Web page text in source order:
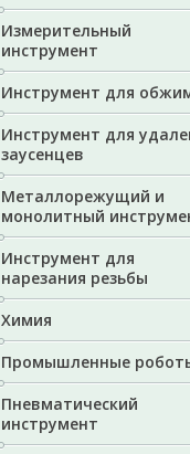
Измерительный
инструмент
Инструмент для
Инструмент для
заусенцев
Металлорежущий и
монолитный
Инструмент для
нарезания резьбы
Химия
Промышленные
Пневматический
инструмент